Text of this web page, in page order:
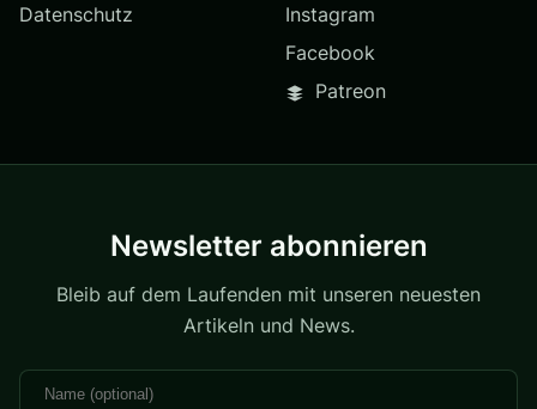
Datenschutz
Instagram
Facebook
Patreon
Newsletter abonnieren
Bleib auf dem Laufenden mit unseren neuesten
Artikeln und News.